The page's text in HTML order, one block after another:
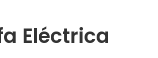
Eléctrica